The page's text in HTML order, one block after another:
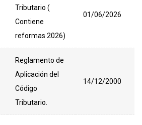
Tributario (
Contiene
reformas 2026)
01/06/2026
Reglamento de
Aplicación del
Código
Tributario.
14/12/2000